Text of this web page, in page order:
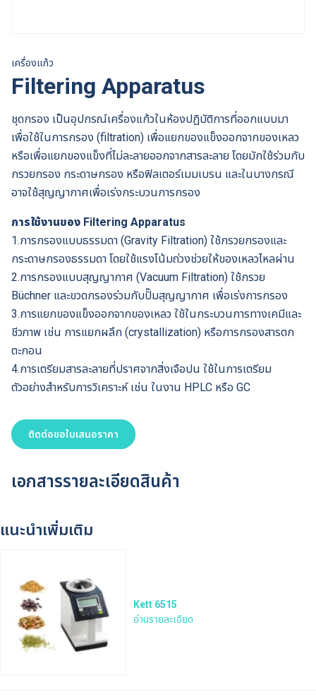
เครื่องแก้ว
Filtering Apparatus
ชุดกรอง เป็นอุปกรณ์เครื่องแก้วในห้องปฏิบัติการที่ออกแบบมา
เพื่อใช้ในการกรอง (filtration) เพื่อแยกของแข็งออกจากของเหลว
หรือเพื่อแยกของแข็งที่ไม่ละลายออกจากสารละลาย โดยมักใช้ร่วมกับ
กรวยกรอง กระดาษกรอง หรือฟิลเตอร์เมมเบรน และในบางกรณี
อาจใช้สุญญากาศเพื่อเร่งกระบวนการกรอง
การใช้งานของ Filtering Apparatus
1.การกรองแบบธรรมดา (Gravity Filtration) ใช้กรวยกรองและ
กระดาษกรองธรรมดา โดยใช้แรงโน้มถ่วงช่วยให้ของเหลวไหลผ่าน
2.การกรองแบบสุญญากาศ (Vacuum Filtration) ใช้กรวย
Büchner และขวดกรองร่วมกับปั๊มสุญญากาศ เพื่อเร่งการกรอง
3.การแยกของแข็งออกจากของเหลว ใช้ในกระบวนการทางเคมีและ
ชีวภาพ เช่น การแยกผลึก (crystallization) หรือการกรองสารตก
ตะกอน
4.การเตรียมสารละลายที่ปราศจากสิ่งเจือปน ใช้ในการเตรียม
ตัวอย่างสำหรับการวิเคราะห์ เช่น ในงาน HPLC หรือ GC
ติดต่อขอใบเสนอราคา
เอกสารรายละเอียดสินค้า
แนะนำเพิ่มเติม
Kett 6515
อ่านรายละเอียด